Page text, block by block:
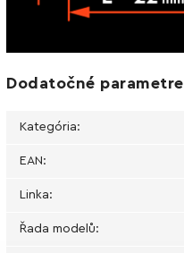
Dodatočné parametre
Kategória:
EAN:
Linka:
Řada modelů: